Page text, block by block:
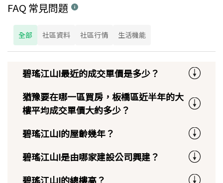
FAQ 常見問題
全部 社區資料 社區行情 生活機能
碧瑤江山Ⅰ最近的成交單價是多少？
猶豫要在哪一區買房，板橋區近半年的大
樓平均成交單價大約多少？
碧瑤江山Ⅰ的屋齡幾年？
碧瑤江山Ⅰ是由哪家建設公司興建？
碧瑤江山Ⅰ的總樓高？